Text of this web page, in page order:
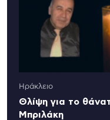
Ηράκλειο
Θλίψη για το
Μπριλάκη